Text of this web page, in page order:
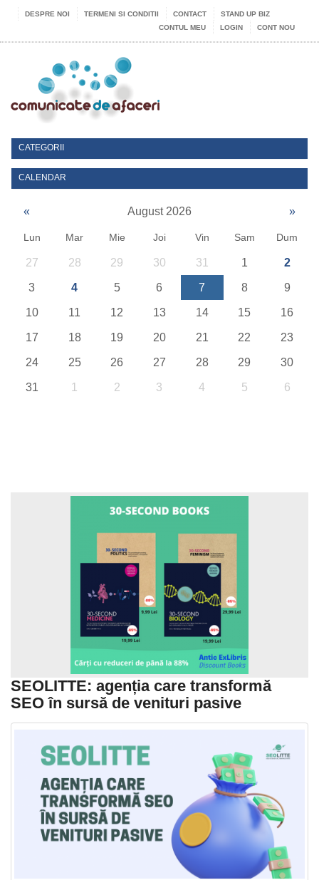
DESPRE NOI TERMENI SI CONDITII CONTACT
STAND UP BIZ
CONTUL MEU
LOGIN CONT NOU
CATEGORII
CALENDAR
« August 2026 »
Lun Mar Mie Joi Vin Sam Dum
27 28 29 30 31 1 2
3 4 5 6 7 8 9
10 11 12 13 14 15 16
17 18 19 20 21 22 23
24 25 26 27 28 29 30
31 1 2 3 4 5 6
SEOLITTE: agenția care transformă
SEO în sursă de venituri pasive